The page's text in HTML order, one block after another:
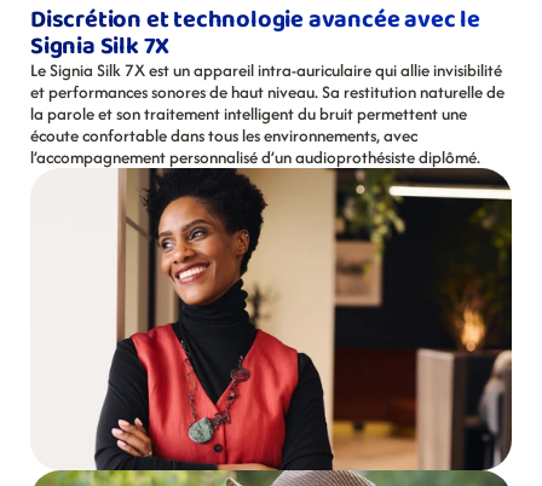
Discrétion et technologie avancée avec le
Signia Silk 7X
Le Signia Silk 7X est un appareil intra-auriculaire qui allie invisibilité
et performances sonores de haut niveau. Sa restitution naturelle de
la parole et son traitement intelligent du bruit permettent une
écoute confortable dans tous les environnements, avec
l’accompagnement personnalisé d’un audioprothésiste diplômé.